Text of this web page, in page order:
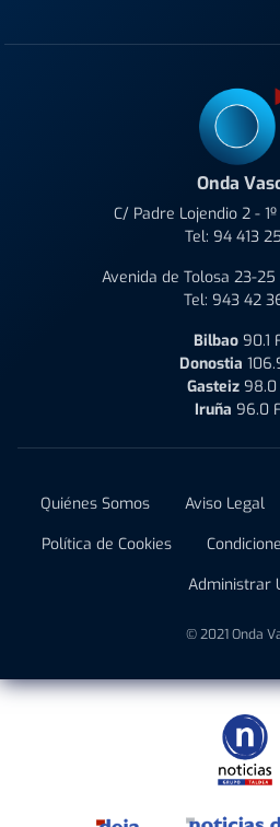
Onda
C/ Padre Lojendio 2 -
Tel: 94 413
Avenida de Tolosa 23-
Tel: 943 42
Bilbao 90.1
Donostia
Gasteiz 98.0
Iruña 96.0
Quiénes Somos Aviso Legal
Política de Cookies
Administrar
© 2021 Onda